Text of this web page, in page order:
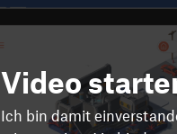
Video
Ich bin damit